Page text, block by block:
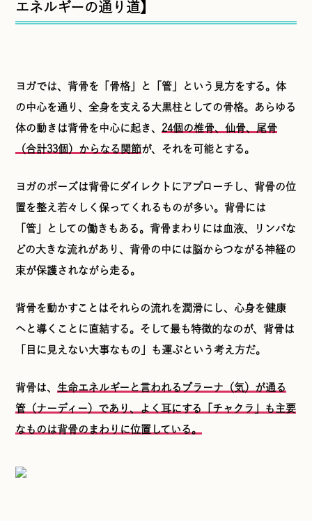
エネルギーの通り道】
ヨガでは、背骨を「骨格」と「管」という見方をする。体
の中心を通り、全身を支える大黒柱としての骨格。あらゆる
体の動きは背骨を中心に起き、 24個の椎骨、仙骨、尾骨
（合計33個）からなる関節が、それを可能とする。
ヨガのポーズは背骨にダイレクトにアプローチし、背骨の位
置を整え若々しく保ってくれるものが多い。背骨には
「管」としての働きもある。背骨まわりには血液、リンパな
どの大きな流れがあり、背骨の中には脳からつながる神経の
束が保護されながら走る。
背骨を動かすことはそれらの流れを潤滑にし、心身を健康
へと導くことに直結する。そして最も特徴的なのが、背骨は
「目に見えない大事なもの」も運ぶという考え方だ。
背骨は、 生命エネルギーと言われるプラーナ（気）が通る
管（ナーディー）であり、よく耳にする「チャクラ」も主要
なものは背骨のまわりに位置している。